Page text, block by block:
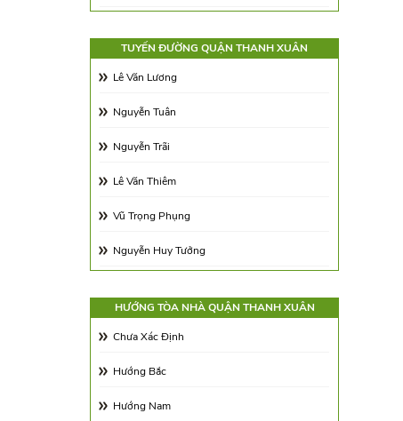
Diện tích 350 - 500m2
TUYẾN ĐƯỜNG QUẬN THANH XUÂN
Lê Văn Lương
Nguyễn Tuân
Nguyễn Trãi
Lê Văn Thiêm
Vũ Trọng Phụng
Nguyễn Huy Tưởng
Lê Trọng Tấn
HƯỚNG TÒA NHÀ QUẬN THANH XUÂN
Chưa Xác Định
Hướng Bắc
Hướng Nam